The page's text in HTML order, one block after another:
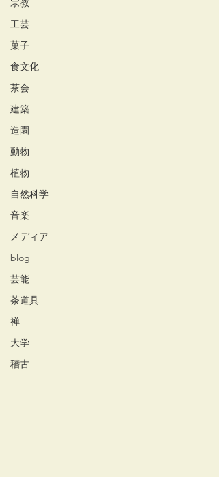
宗教
工芸
菓子
食文化
茶会
建築
造園
動物
植物
自然科学
音楽
メディア
blog
芸能
茶道具
禅
大学
稽古